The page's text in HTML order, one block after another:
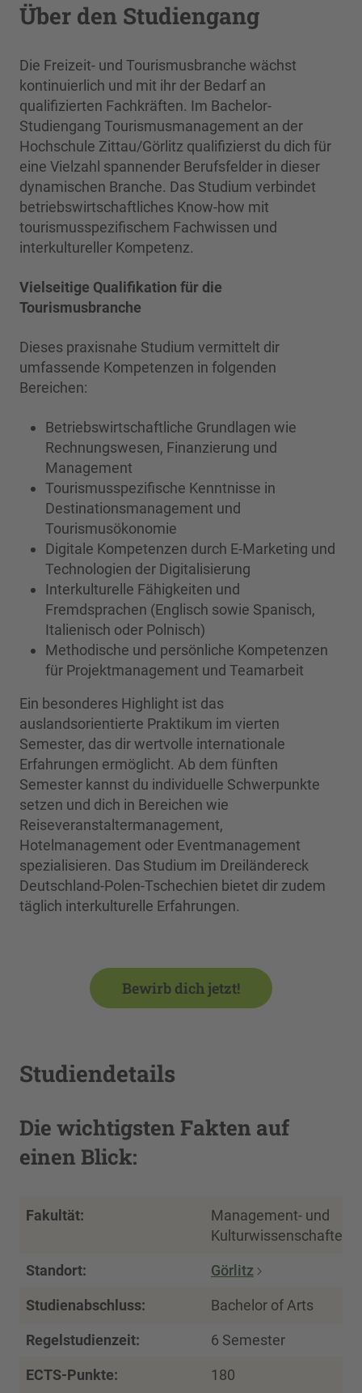
Über den Studiengang
Die Freizeit- und Tourismusbranche wächst
kontinuierlich und mit ihr der Bedarf an
qualifizierten Fachkräften. Im Bachelor-
Studiengang Tourismusmanagement an der
Hochschule Zittau/Görlitz qualifizierst du dich für
eine Vielzahl spannender Berufsfelder in dieser
dynamischen Branche. Das Studium verbindet
betriebswirtschaftliches Know-how mit
tourismusspezifischem Fachwissen und
interkultureller Kompetenz.
Vielseitige Qualifikation für die
Tourismusbranche
Dieses praxisnahe Studium vermittelt dir
umfassende Kompetenzen in folgenden
Bereichen:
Betriebswirtschaftliche Grundlagen wie
Rechnungswesen, Finanzierung und
Management
Tourismusspezifische Kenntnisse in
Destinationsmanagement und
Tourismusökonomie
Digitale Kompetenzen durch E-Marketing und
Technologien der Digitalisierung
Interkulturelle Fähigkeiten und
Fremdsprachen (Englisch sowie Spanisch,
Italienisch oder Polnisch)
Methodische und persönliche Kompetenzen
für Projektmanagement und Teamarbeit
Ein besonderes Highlight ist das
auslandsorientierte Praktikum im vierten
Semester, das dir wertvolle internationale
Erfahrungen ermöglicht. Ab dem fünften
Semester kannst du individuelle Schwerpunkte
setzen und dich in Bereichen wie
Reiseveranstaltermanagement,
Hotelmanagement oder Eventmanagement
spezialisieren. Das Studium im Dreiländereck
Deutschland-Polen-Tschechien bietet dir zudem
täglich interkulturelle Erfahrungen.
Bewirb dich jetzt!
Studiendetails
Die wichtigsten Fakten auf
einen Blick:
Fakultät:
Management- und
Kulturwissenschaften
Standort: Görlitz
Studienabschluss: Bachelor of Arts
Regelstudienzeit: 6 Semester
ECTS-Punkte: 180